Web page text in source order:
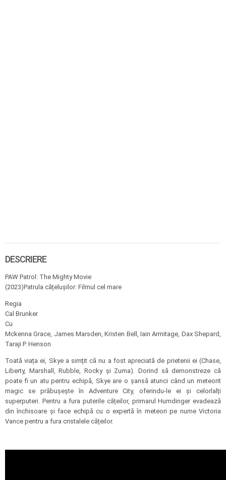
DESCRIERE
PAW Patrol: The Mighty Movie
(2023)Patrula cățelușilor: Filmul cel mare
Regia
Cal Brunker
Cu
Mckenna Grace, James Marsden, Kristen Bell, Iain Armitage, Dax Shepard,
Taraji P. Henson
Toată viața ei, Skye a simțit că nu a fost apreciată de prietenii ei (Chase,
Liberty, Marshall, Rubble, Rocky și Zuma). Dorind să demonstreze că
poate fi un atu pentru echipă, Skye are o șansă atunci când un meteorit
magic se prăbușește în Adventure City, oferindu-le ei și celorlalți
superputeri. Pentru a fura puterile cățeilor, primarul Humdinger evadează
din închisoare și face echipă cu o expertă în meteori pe nume Victoria
Vance pentru a fura cristalele cățeilor.